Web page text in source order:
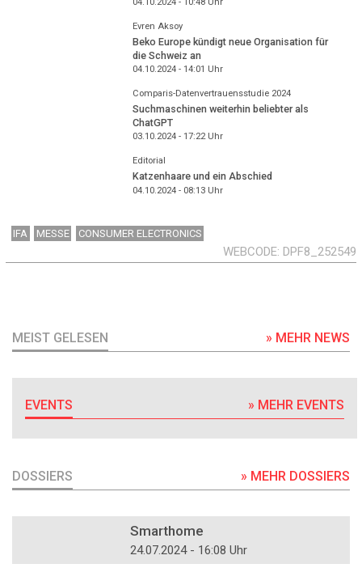
04.10.2024 - 10:48Uhr
Evren Aksoy
Beko Europe kündigt neue Organisation für
die Schweiz an
04.10.2024 - 14:01 Uhr
Comparis-Datenvertrauensstudie 2024
Suchmaschinen weiterhin beliebter als
ChatGPT
03.10.2024 - 17:22Uhr
Editorial
Katzenhaare und ein Abschied
04.10.2024 - 08:13Uhr
IFA MESSE CONSUMER ELECTRONICS
WEBCODE DPF8_252549
MEIST GELESEN » MEHR NEWS
EVENTS » MEHR EVENTS
DOSSIERS » MEHR DOSSIERS
Smarthome
24.07.2024 - 16:08 Uhr